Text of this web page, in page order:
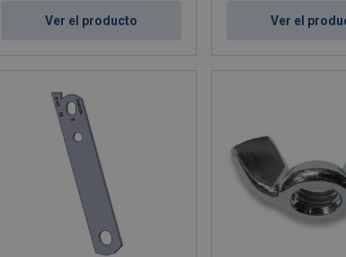
Ver el producto Ver el